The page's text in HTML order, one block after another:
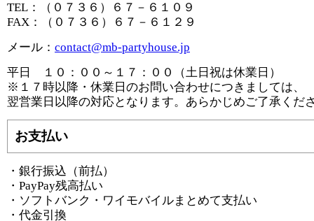
TEL：（０７３６）６７－６１０９
FAX：（０７３６）６７－６１２９
メール： contact@mb-partyhouse.jp
平日 １０：００～１７：００（土日祝は休業日）
※１７時以降・休業日のお問い合わせにつきましては、
翌営業日以降の対応となります。あらかじめご了承くだ
お支払い
・銀行振込（前払）
・PayPay残高払い
・ソフトバンク・ワイモバイルまとめて支払い
・代金引換